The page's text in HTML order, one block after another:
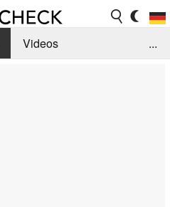
Videos
...